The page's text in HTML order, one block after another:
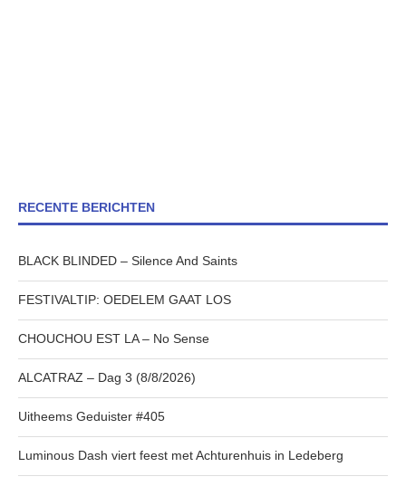
RECENTE BERICHTEN
BLACK BLINDED – Silence And Saints
FESTIVALTIP: OEDELEM GAAT LOS
CHOUCHOU EST LA – No Sense
ALCATRAZ – Dag 3 (8/8/2026)
Uitheems Geduister #405
Luminous Dash viert feest met Achturenhuis in Ledeberg